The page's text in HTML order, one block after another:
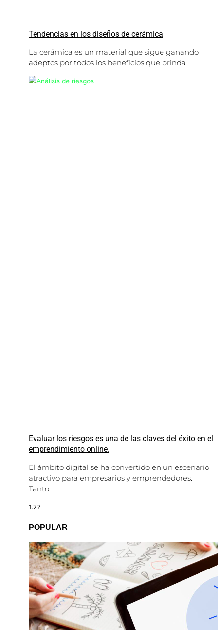
Tendencias en los diseños de cerámica
La cerámica es un material que sigue ganando
adeptos por todos los beneficios que brinda
Evaluar los riesgos es una de las claves del éxito en el
emprendimiento online.
El ámbito digital se ha convertido en un escenario
atractivo para empresarios y emprendedores.
Tanto
POPULAR